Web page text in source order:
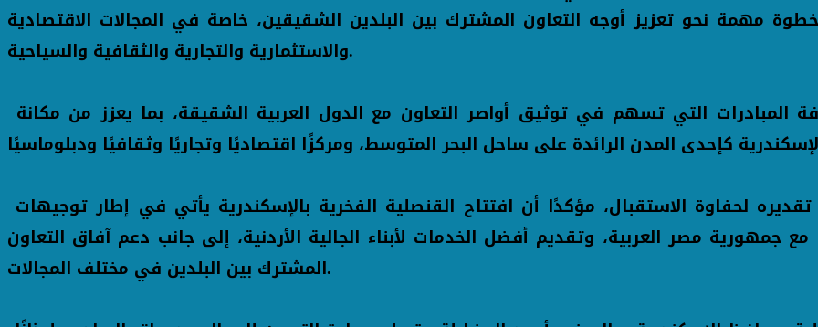
مهمة نحو تعزيز أوجه التعاون المشترك بين البلدين الشقيقين، خاصة في المجالات الاقتصادية
والاستثمارية والتجارية والثقافية والسياحية.
مع جمهورية مصر العربية، وتقديم أفضل الخدمات لأبناء الجالية الأردنية، إلى جانب دعم آفاق التعاون
المشترك بين البلدين في مختلف المجالات.